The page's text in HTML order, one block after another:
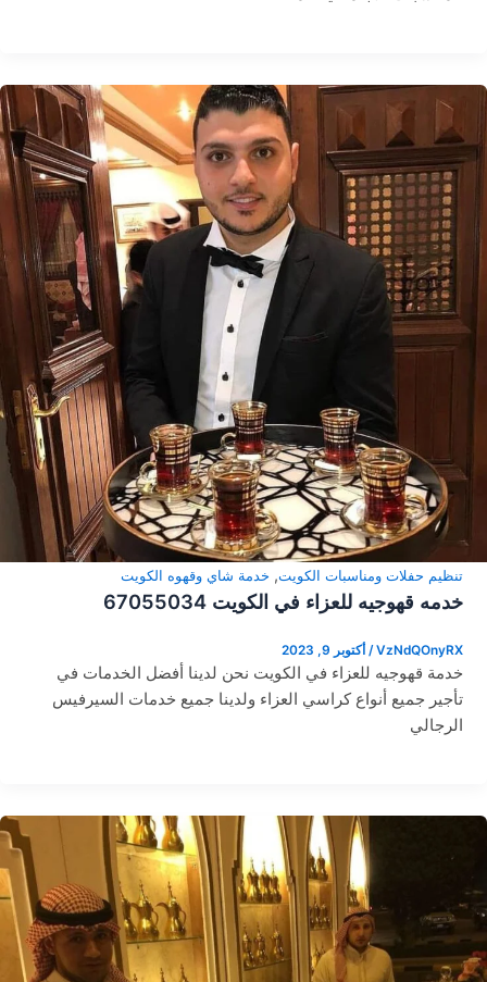
تنظيم حفلات ومناسبات الكويت, خدمة شاي وقهوه الكويت
خدمه قهوجيه للعزاء في الكويت 67055034
VzNdQOnyRX
/ أكتوبر 9, 2023
خدمة قهوجيه للعزاء في الكويت نحن لدينا أفضل الخدمات في
تأجير جميع أنواع كراسي العزاء ولدينا جميع خدمات السيرفيس
الرجالي